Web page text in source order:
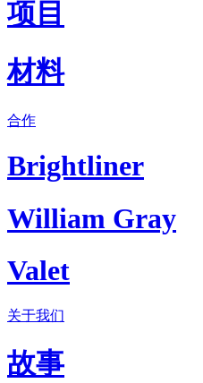
项目
材料
合作
Brightliner
William Gray
Valet
关于我们
故事